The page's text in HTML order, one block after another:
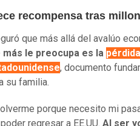
recompensa tras
que más allá del avalúo
más le preocupa es la
, documento
su familia.
porque necesito mi
regresar a EE.UU. Al ser